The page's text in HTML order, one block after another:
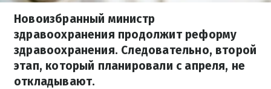
Новоизбранный министр
здравоохранения продолжит реформу
здравоохранения. Следовательно, второй
этап, который планировали с апреля, не
откладывают.